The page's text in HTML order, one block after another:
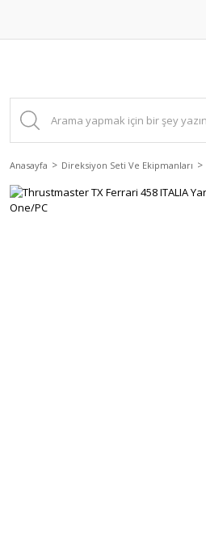
Anasayfa Direksiyon Seti Ve Ekipmanları